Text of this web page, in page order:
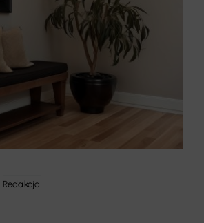
Redakcja